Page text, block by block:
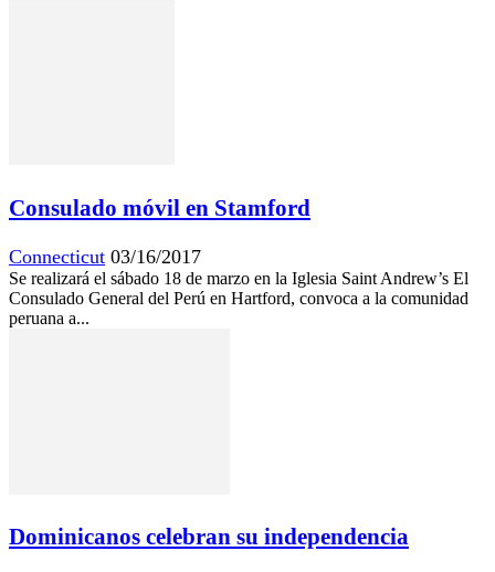
Consulado móvil en Stamford
Connecticut 03/16/2017
Se realizará el sábado 18 de marzo en la Iglesia Saint Andrew’s El
Consulado General del Perú en Hartford, convoca a la comunidad
peruana a...
Dominicanos celebran su independencia